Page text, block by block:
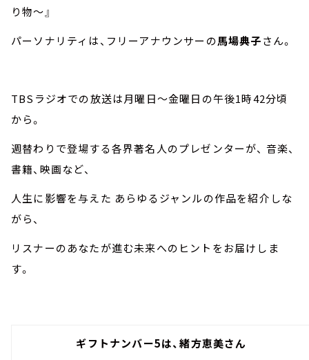
り物～』
パーソナリティは、フリーアナウンサーの馬場典子さん。
TBSラジオでの放送は月曜日～金曜日の午後1時42分頃
から。
週替わりで登場する各界著名人のプレゼンターが、 音楽、
書籍、映画など、
人生に影響を与えた あらゆるジャンルの作品を紹介しな
がら、
リスナーのあなたが進む未来へのヒントをお届けしま
す。
ギフトナンバー5は、緒方恵美さん